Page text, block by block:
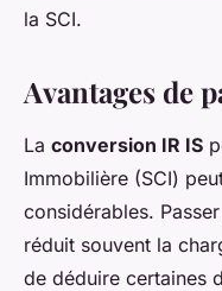
la SCI.
Avantages de
La conversion IR IS
Immobilière (SCI)
considérables.
réduit souvent la
de déduire certaines